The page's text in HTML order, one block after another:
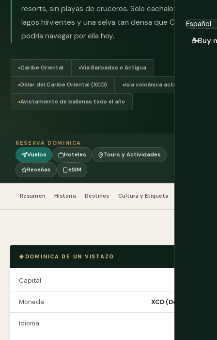
☕Buy
resorts, sin playas de cruceros. Solo cachalotes,
lagos hirvientes y una selva tan densa que Colón aún
podría navegar por ella hoy.
Caribe Oriental Vía Barbados o Antigua
Dólar del Caribe Oriental (XCD) Isla volcánica activa
Avistamiento de ballenas todo el año
RESERVA DOMINICA
Vuelos Hoteles
Tours y Actividades
Reseñas
eSIM
Resumen Historia Destinos Cultura y Etiqueta
DOMINICA DE UN VISTAZO
Capital
Moneda XCD (Dólar EC)
Idioma